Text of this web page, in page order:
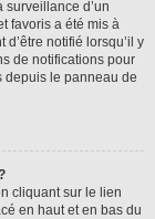
d’un
favoris a été mis à
notifié lorsqu’il y
de notifications pour
depuis le panneau de
cliquant sur le lien
en haut et en bas du